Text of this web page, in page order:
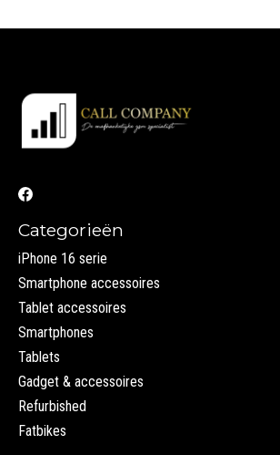
Categorieën
iPhone 16 serie
Smartphone accessoires
Tablet accessoires
Smartphones
Tablets
Gadget & accessoires
Refurbished
Fatbikes